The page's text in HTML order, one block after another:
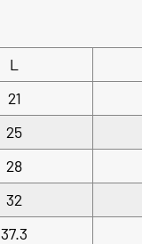
L
21
25
28
32
37.3